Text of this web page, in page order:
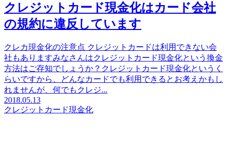
クレジットカード現金化はカード会社
の規約に違反しています
クレカ現金化の注意点 クレジットカードは利用できない会
社もありますみなさんはクレジットカード現金化という換金
方法はご存知でしょうか？クレジットカード現金化というく
らいですから、どんなカードでも利用できるとお考えかもし
れませんが、何でもクレジ...
2018.05.13
クレジットカード現金化